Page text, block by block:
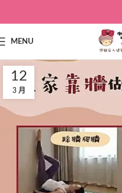
MENU
12
3 月